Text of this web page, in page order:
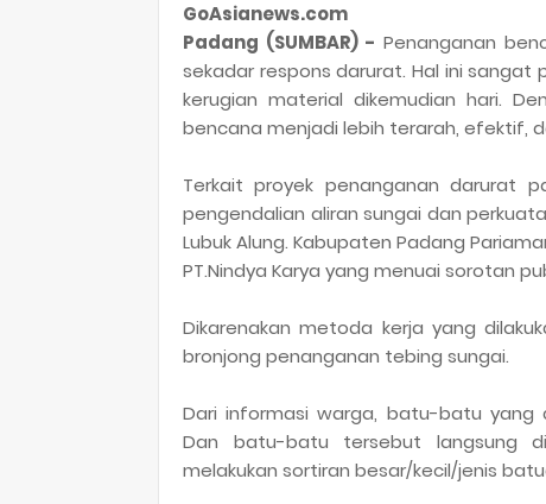
GoAsianews.com
Padang (SUMBAR) - Penanganan
sekadar respons darurat. Hal ini sangat
kerugian material dikemudian hari.
bencana menjadi lebih terarah, efektif,
Terkait proyek penanganan darurat
pengendalian aliran sungai dan
Lubuk Alung. Kabupaten Padang
PT.Nindya Karya yang menuai sorotan
Dikarenakan metoda kerja yang
bronjong penanganan tebing sungai.
Dari informasi warga, batu-batu yang
Dan batu-batu tersebut langsung
melakukan sortiran besar/kecil/jenis